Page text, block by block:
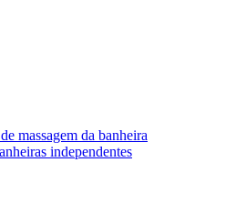
massagem da banheira
independentes